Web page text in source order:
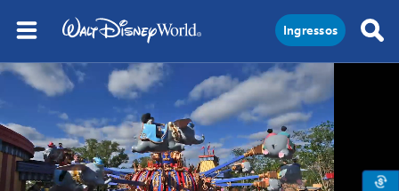
Ingressos